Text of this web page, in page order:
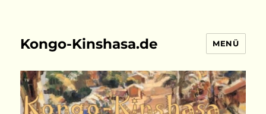
Kongo-Kinshasa.de MENÜ